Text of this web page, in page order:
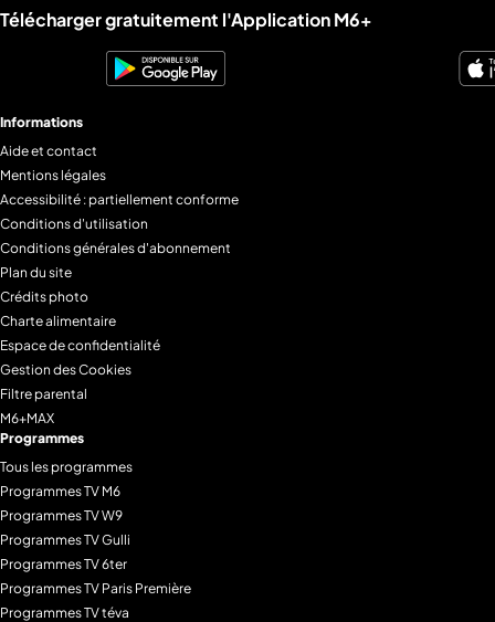
Liens utiles M6+.
Télécharger gratuitement l'Application M6+
Informations
Aide et contact
Mentions légales
Accessibilité : partiellement conforme
Conditions d'utilisation
Conditions générales d'abonnement
Plan du site
Crédits photo
Charte alimentaire
Espace de confidentialité
Gestion des Cookies
Filtre parental
M6+MAX
Programmes
Tous les programmes
Programmes TV M6
Programmes TV W9
Programmes TV Gulli
Programmes TV 6ter
Programmes TV Paris Première
Programmes TV téva